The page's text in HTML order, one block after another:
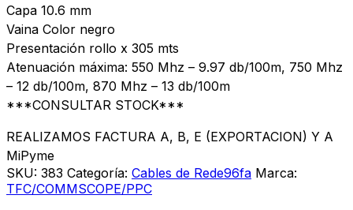
Capa 10.6 mm
Vaina Color negro
Presentación rollo x 305 mts
Atenuación máxima: 550 Mhz – 9.97 db/100m, 750 Mhz
– 12 db/100m, 870 Mhz – 13 db/100m
***CONSULTAR STOCK***
REALIZAMOS FACTURA A, B, E (EXPORTACION) Y A
MiPyme
SKU: 383 Categoría: Cables de Rede96fa Marca:
TFC/COMMSCOPE/PPC